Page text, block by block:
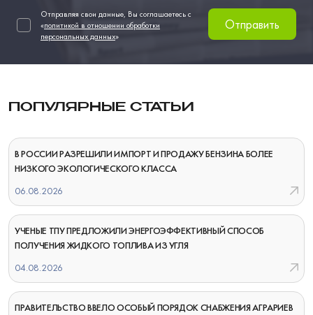
Отправляя свои данные, Вы соглашаетесь с
«политикой в отношении обработки
персональных данных»
Отправить
ПОПУЛЯРНЫЕ СТАТЬИ
В РОССИИ РАЗРЕШИЛИ ИМПОРТ И ПРОДАЖУ БЕНЗИНА БОЛЕЕ
НИЗКОГО ЭКОЛОГИЧЕСКОГО КЛАССА
06.08.2026
УЧЕНЫЕ ТПУ ПРЕДЛОЖИЛИ ЭНЕРГОЭФФЕКТИВНЫЙ СПОСОБ
ПОЛУЧЕНИЯ ЖИДКОГО ТОПЛИВА ИЗ УГЛЯ
04.08.2026
ПРАВИТЕЛЬСТВО ВВЕЛО ОСОБЫЙ ПОРЯДОК СНАБЖЕНИЯ АГРАРИЕВ